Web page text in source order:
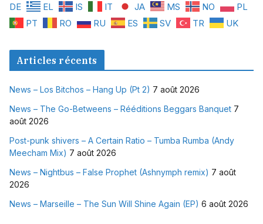
DE
EL IS IT JA MS NO
PL
PT
RO RU ES SV TR UK
Articles récents
News – Los Bitchos – Hang Up (Pt 2) 7 août 2026
News – The Go-Betweens – Rééditions Beggars Banquet 7
août 2026
Post-punk shivers – A Certain Ratio – Tumba Rumba (Andy
Meecham Mix) 7 août 2026
News – Nightbus – False Prophet (Ashnymph remix) 7 août
2026
News – Marseille – The Sun Will Shine Again (EP) 6 août 2026